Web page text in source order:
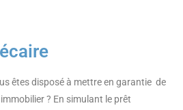
êtes disposé à mettre en garantie de
? En simulant le prêt